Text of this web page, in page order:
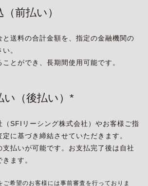
前払い）
と送料の合計金額を、指定の金融機関の
。
とができ、長期間使用可能です。
い（後払い）*
（SFIリーシング株式会社）やお客様ご指
に基づき締結させていただきます。
払いが可能です。お支払完了後は自社
ます。
希望のお客様には事前審査を行っておりま